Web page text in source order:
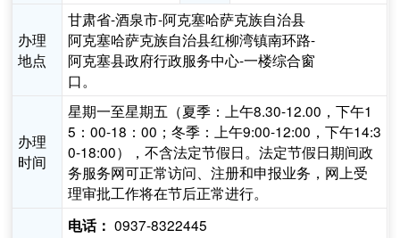
办理
地点
甘肃省-酒泉市-阿克塞哈萨克族自治县
阿克塞哈萨克族自治县红柳湾镇南环路-
阿克塞县政府行政服务中心-一楼综合窗
口。
办理
时间
星期一至星期五（夏季：上午8.30-12.00，下午1
5：00-18：00；冬季：上午9:00-12:00，下午14:3
0-18:00），不含法定节假日。法定节假日期间政
务服务网可正常访问、注册和申报业务，网上受
理审批工作将在节后正常进行。
电话： 0937-8322445